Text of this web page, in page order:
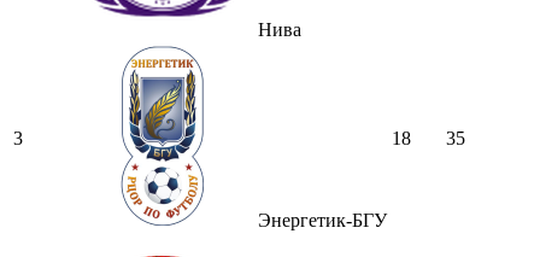
Нива
3
Энергетик-БГУ
18 35